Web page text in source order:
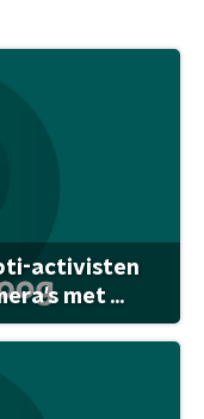
activisten
met ...